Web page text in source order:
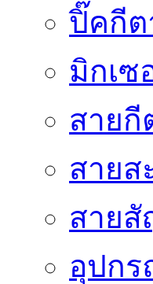
ปิ๊คกีต
มิกเซ
สายกี
สายส
สาย
อุปกร